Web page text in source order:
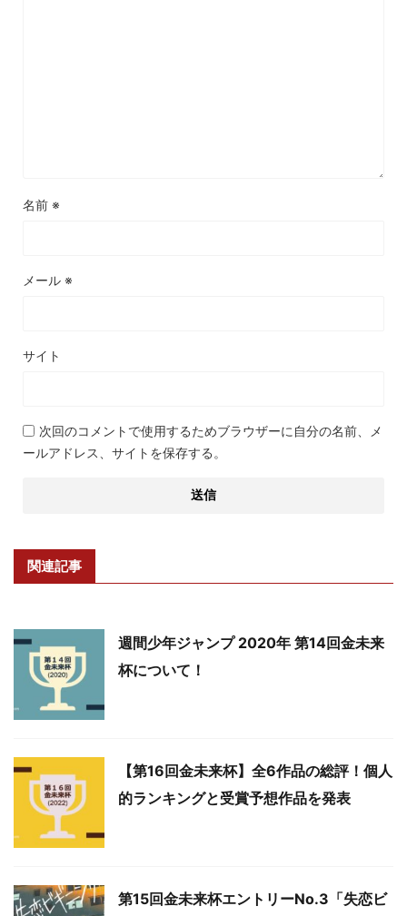
名前 ※
メール ※
サイト
次回のコメントで使用するためブラウザーに自分の名前、メ
ールアドレス、サイトを保存する。
関連記事
週間少年ジャンプ 2020年 第14回金未来
杯について！
【第16回金未来杯】全6作品の総評！個人
的ランキングと受賞予想作品を発表
第15回金未来杯エントリーNo.3「失恋ビ